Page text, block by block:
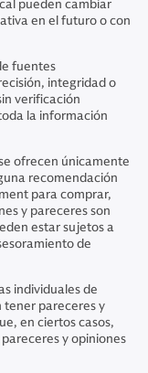
pueden cambiar
en el futuro o con
fuentes
integridad o
verificación
la información
ofrecen únicamente
recomendación
para comprar,
y pareceres son
estar sujetos a
de
individuales de
tener pareceres y
en ciertos casos,
y opiniones